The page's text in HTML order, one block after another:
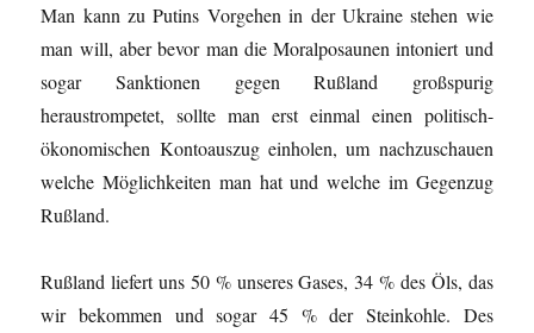
Man kann zu Putins Vorgehen in der Ukraine stehen wie
man will, aber bevor man die Moralposaunen intoniert und
sogar Sanktionen gegen Rußland großspurig
heraustrompetet, sollte man erst einmal einen politisch-
ökonomischen Kontoauszug einholen, um nachzuschauen
welche Möglichkeiten man hatund welche im Gegenzug
Rußland.
Rußland liefert uns 50 % unseres Gases, 34 % des Öls, das
wir bekommen und sogar 45 % der Steinkohle. Des